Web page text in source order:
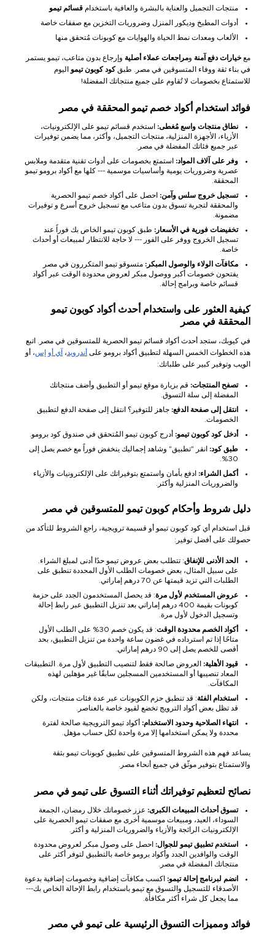
منتجات التجميل والعناية بالبشرة والعافية باستخدام قسائم تيمو
أدوات المطبخ وديكور المنزل وضروريات التخزين مع صفقات خاصة
الألعاب ومعدات نمط الحياة والهوايات مع كوبونات مُتحقق منها
مع خيارات دفع آمنة ومراجعات عملاء أصلية وإرجاع بدون متاعب، تيمو يستمر
في بناء ثقة ووفاء المتسوقين في مصر. طبقكود كوبون تيمو اليوم
للاستمتاع بخصومات لا تُقاوم على جميع منتجاتك المفضلة!
فوائد استخدام أكواد خصم تيمو المحققة في مصر
نطاق منتجات واسع مُغطى: استخدم قسائم تيمو على الإلكترونيات،
الأزياء، الأجهزة المنزلية، منتجات التجميل، وأكثر، مما يضمن توفيرات
عبر جميع فئاتك المفضلة في مصر.
وفر على آلاف المواد: استمتع بخصومات على أدوات تقنية متقدمة وملابس
عصرية وضروريات يومية وأساسيات موسمية --- كلها مع أكواد برومو تيمو
المحققة.
تسجيل خروج سلس وآمن: احصل على أكواد خصم تيمو الحصرية
والمحققة لتجربة تسوق بدون متاعب مع تسجيل خروج أسرع و توفيرات
مضمونة.
تخفيضات فورية في الأسعار: طبق كوبون تيمو الخاص بك فوراً عند
تسجيل الخروج ووفر على الفور --- لا حاجة للانتظار لمبيعات أو أحداث
خاصة.
مكافآت الولاء والوصول المبكر: متسوقو تيمو المتكررون في مصر
يفتحون خصومات أكبر ووصول مبكر لعروض محدودة الوقت عبر أكواد
قسائم خاصة وبرامج إحالة.
كيفية العثور على واستخدام أحدث أكواد كوبون تيمو
المحققة في مصر
في كيوبك، ستجد أحدث أكواد قسائم تيمو الحصرية للمتسوقين في مصر. اتبع
هذه الخطوات الخمس السهلة لتطبيق أكواد برومو على أندرويد ، آي أو إس، أو
الويب وتوفير كبير على طلباتك:
تصفح المنتجات: قم بزيارة موقع تيمو أو التطبيق وأضف منتجاتك
المفضلة إلى سلة التسوق.
انتقل إلى صفحة الدفع: جاهز للتوفير؟ انتقل إلى صفحة الدفع لتطبيق
الخصومات.
أدخل كود كوبون تيمو: أدرج كوبون تيمو المُتحقق في صندوق كود برومو.
طبق كود: انقر "تطبيق" وشاهد إجماليك ينخفض فوراً مع خصم يصل إلى
30%.
أكمل الشراء: ادفع بأمان واستمتع بتوفيراتك على الإلكترونيات والأزياء
والضروريات المنزلية وأكثر.
دليل شروط وأحكام كوبون تيمو للمتسوقين في مصر
قبل استخدام أي كود كوبون تيمو أو قسيمة ترويجية، راجع الشروط للتأكد من
حصولك على أفضل توفير:
الحد الأدنى للإنفاق: تتطلب بعض عروض تيمو حدًا أدنى لمبلغ الشراء.
على سبيل المثال، بعض خصومات الطلب الأول المحددة تنطبق على
الطلبات التي تزيد قيمتها عن 70 درهم إماراتي.
عروض المستخدم لأول مرة: قد يحصل المستخدمون الجدد على حزمة
كوبونات بقيمة 400 درهم إماراتي بعد تنزيل التطبيق عبر رابط إحالة
وتسجيل الدخول لأول مرة.
أكواد الخصم محدودة الوقت
: قد يكون خصم 30% على الطلب الأول
متاحًا إذا تم استرداده في غضون ساعة واحدة من تنزيل التطبيق، بحد
أقصى للخصم يصل إلى 90 درهم إماراتي.
قيود الأهلية: العروض صالحة فقط لتنصيب التطبيق لأول مرة. التطبيقات
المعاد تنصيبها أو المستخدمين المسجلين سابقًا غير مؤهلين لهذه
المكافآت.
استخدام الفئة: قد تنطبق حزم الكوبونات عبر عدة فئات منتجات، ولكن
قد تظل بعض أكواد الترويج تخضع لقيود خاصة بالعناصر.
انتهاء الصلاحية وحدود الاستخدام: أكواد تيمو الترويجية صالحة لفترة
محددة ولا يمكن استخدامها إلا مرة واحدة لكل حساب مؤهل.
يساعد فهم هذه الشروط المتسوقين على تطبيق كوبونات تيمو بثقة
والاستمتاع بتوفير موثّق في جميع أنحاء مصر.
نصائح لتعظيم توفيراتك أثناء التسوق على تيمو في مصر
تسوق أحداث المبيعات الكبرى: عزز خصوماتك خلال رمضان، الجمعة
السوداء، العيد، ومبيعات موسمية أخرى مع صفقات تيمو الحصرية على
الإلكترونيات الرائجة والأزياء والضروريات المنزلية و أكثر.
استخدم تطبيق تيمو للجوال: احصل على وصول مبكر لعروض محدودة
الوقت والوافدين الجدد وأكواد برومو خاصة بالتطبيق لتوفر أكثر على
منتجاتك المفضلة في مصر.
انضم لبرنامج إحالة تيمو: اكسب مكافآت إضافية وخصومات إضافية بدعوة
الأصدقاء للتسجيل والتسوق مع تيمو باستخدام رابط الإحالة الخاص بك---
مما يجعل كل شراء أكثر مكافأة.
فوائد ومميزات التسوق الرئيسية على تيمو في مصر